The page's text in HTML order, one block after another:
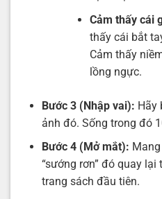
Cảm thấy cái
thấy cái bắt
Cảm thấy
lồng ngực.
Bước 3 (Nhập vai): Hãy
ảnh đó. Sống trong đó
Bước 4 (Mở mắt):
“sướng rơn” đó quay
trang sách đầu tiên.